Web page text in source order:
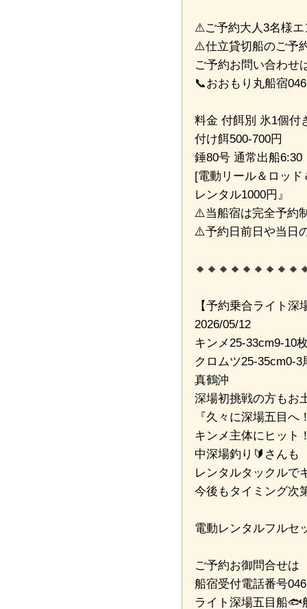
⚠ご予約大人3名様
⚠️仕立貸切船のご予
ご予約お問い合わせ
📞おおもり丸船宿
料金 付餌別 氷1個付
付け餌500-700円
錘80号 通常出船6:30
[電動リール＆ロッ
レンタル1000円』
⚠️当船宿は完全予約
⚠️予約日前日や当日
【予約乗合ライト深
2026/05/12
キンメ25-33cm9-10
クロムツ25-35cm0-3
真鶴沖
深場初挑戦の方もお
『久々に深場五目へ
キンメ主体にヒット
中深場釣り🔰さんも
レンタルタックルで
今後もタイミング次
電動レンタルフルセ
ご予約お御問合せは
船宿受付電話番号
ライト深場五目船🐟